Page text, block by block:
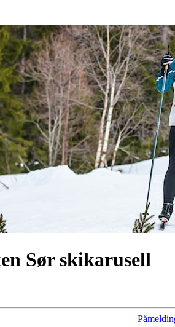
Sør skikarusell